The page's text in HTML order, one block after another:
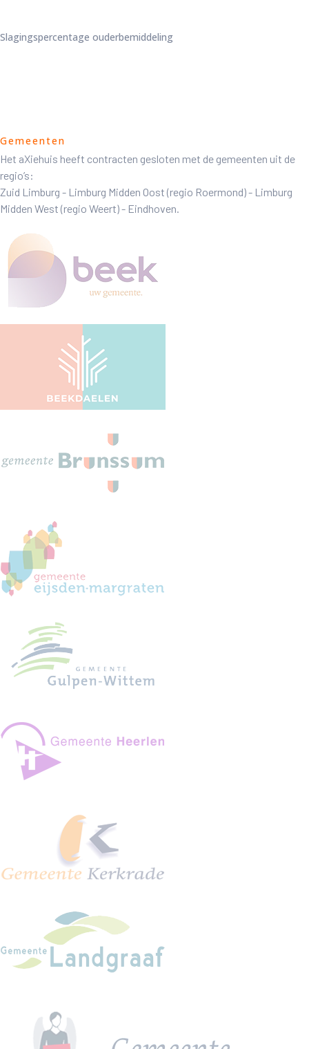
Slagingspercentage ouderbemiddeling
Gemeenten
Het aXiehuis heeft contracten gesloten met de gemeenten uit de
regio’s:
Zuid Limburg - Limburg Midden Oost (regio Roermond) - Limburg
Midden West (regio Weert) - Eindhoven.